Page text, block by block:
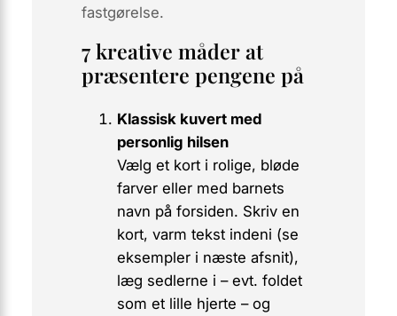
fastgørelse.
7 kreative måder at
præsentere pengene på
Klassisk kuvert med
personlig hilsen
Vælg et kort i rolige, bløde
farver eller med barnets
navn på forsiden. Skriv en
kort, varm tekst indeni (se
eksempler i næste afsnit),
læg sedlerne i – evt. foldet
som et lille hjerte – og